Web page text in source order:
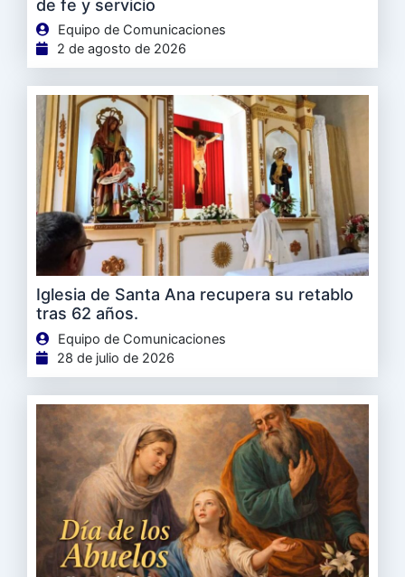
de fe y servicio
Equipo de Comunicaciones
2 de agosto de 2026
Iglesia de Santa Ana recupera su retablo
tras 62 años.
Equipo de Comunicaciones
28 de julio de 2026